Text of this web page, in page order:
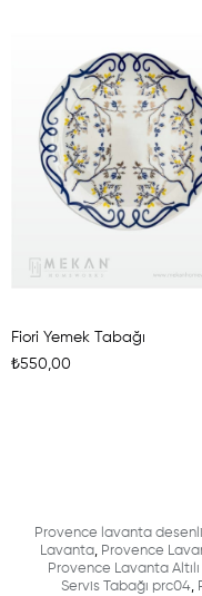
Fiori Yemek Tabağı
₺550,00
Provence lavanta desenli
Lavanta, Provence
Provence Lavanta Altılı
Servis Tabağı prc04,